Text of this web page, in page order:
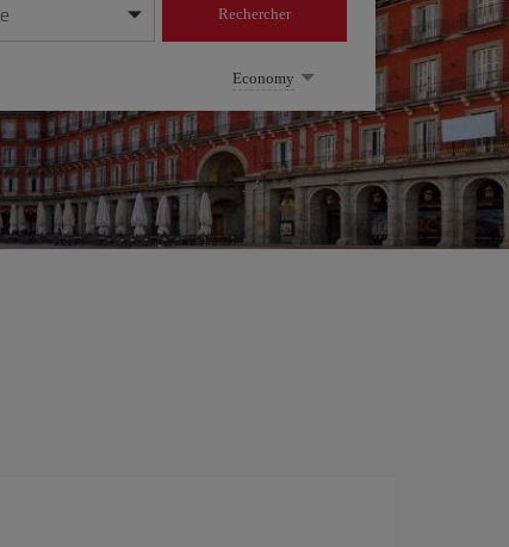
Rechercher
Economy